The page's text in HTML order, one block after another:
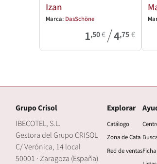
Izan
Marca: DasSchöne
1,50€/4,75€
Grupo Crisol
IBECOTEL, S.L.
Gestora del Grupo CRISOL
C/ Verónica, 14 local
50001 · Zaragoza (España)
Explorar
Catálogo
Zona de Cata
Red de ventas